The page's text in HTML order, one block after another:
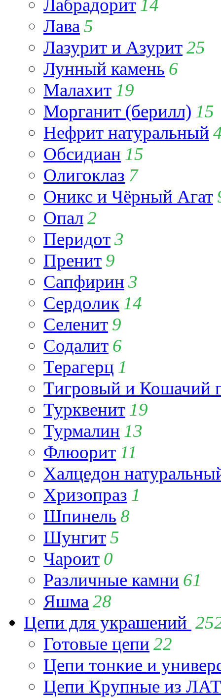
Лабрадорит 14
Лава 5
Лазурит и Азурит25
Лунный камень 6
Малахит 19
Морганит (берилл) 15
Нефрит натуральный
Обсидиан 15
Олигоклаз 7
Оникс и Чёрный Агат
Опал2
Перидот3
Пренит 9
Сапфирин 3
Сердолик 14
Селенит 9
Содалит 6
Терагерц 1
Тигровый и Кошачий
Турквенит 19
Турмалин 13
Флюорит 11
Халцедон
Хризопраз 1
Шпинель 8
Шунгит5
Чароит 0
Различные камни 61
Яшма 28
Цепи для украшений
Готовые цепи 22
Цепи тонкие и
Цепи Крупные из